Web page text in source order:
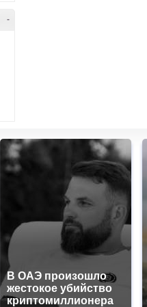
-
В ОАЭ произошло
жестокое убийство
криптомиллионера